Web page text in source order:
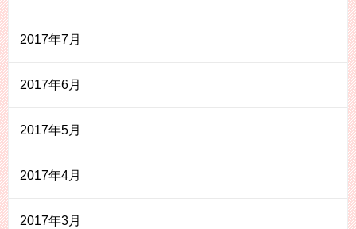
2017年7月
2017年6月
2017年5月
2017年4月
2017年3月